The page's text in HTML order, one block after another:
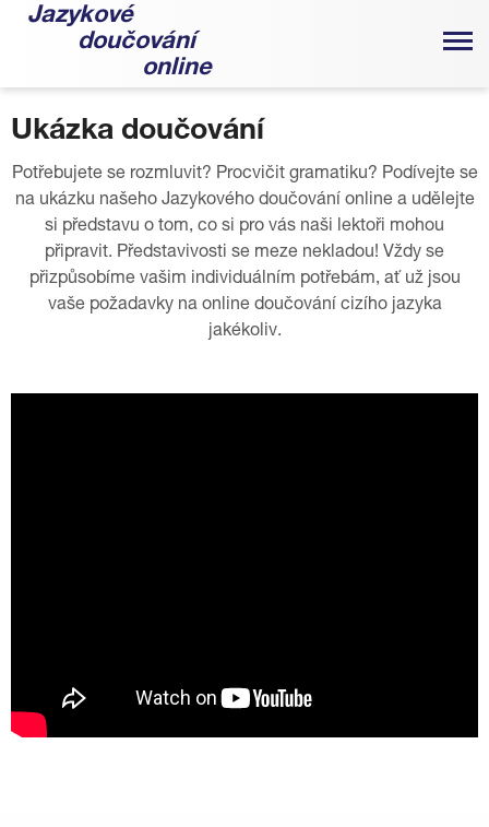
Jazykové
doučování
online
Ukázka doučování
Potřebujete se rozmluvit? Procvičit gramatiku? Podívejte se
na ukázku našeho Jazykového doučování online a udělejte
si představu o tom, co si pro vás naši lektoři mohou
připravit. Představivosti se meze nekladou! Vždy se
přizpůsobíme vašim individuálním potřebám, ať už jsou
vaše požadavky na online doučování cizího jazyka
jakékoliv.